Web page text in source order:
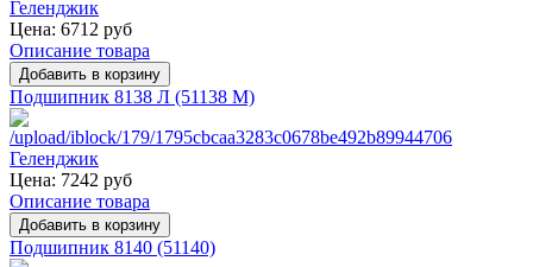
Цена: 6712 руб
Описание товара
Подшипник 8138 Л (51138 M)
Цена: 7242 руб
Описание товара
Подшипник 8140 (51140)